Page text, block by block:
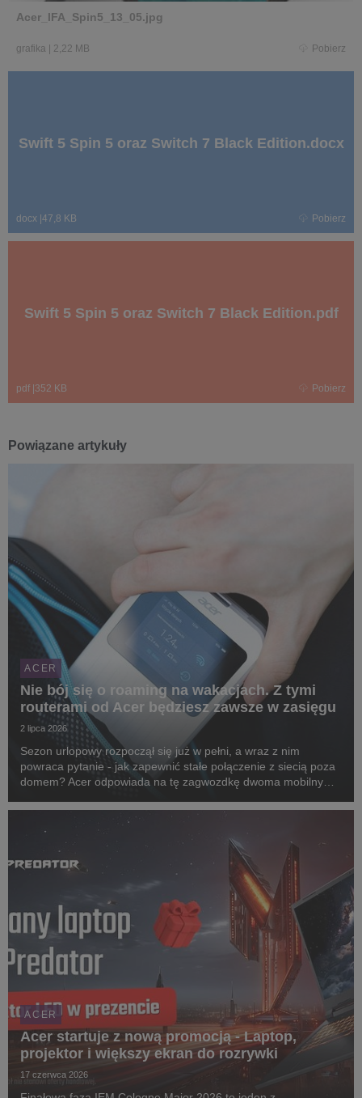
Acer_IFA_Spin5_13_05.jpg
grafika 2,22 MB Pobierz
Swift 5 Spin 5 oraz Switch 7 Black Edition.docx
docx 47,8 KB Pobierz
Swift 5 Spin 5 oraz Switch 7 Black Edition.pdf
pdf 352 KB Pobierz
Powiązane artykuły
ACER
Nie bój się o roaming na wakacjach. Z tymi
routerami od Acer będziesz zawsze w zasięgu
2 lipca 2026
Sezon urlopowy rozpoczął się już w pełni, a wraz z nim
powraca pytanie - jak zapewnić stałe połączenie z siecią poza
domem? Acer odpowiada na tę zagwozdkę dwoma mobilnymi
urządzenia zostały zaprojektowane z myślą o ludziach ...
ACER
Acer startuje z nową promocją - Laptop,
projektor i większy ekran do rozrywki
17 czerwca 2026